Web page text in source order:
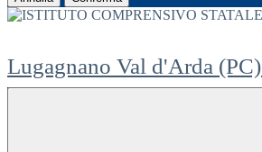
Lugagnano Val d'Arda (PC)